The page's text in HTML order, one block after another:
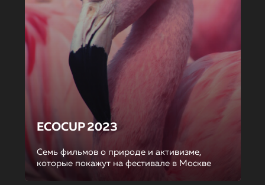
ECOCUP 2023
Семь фильмов о природе и активизме,
которые покажут на фестивале в Москве